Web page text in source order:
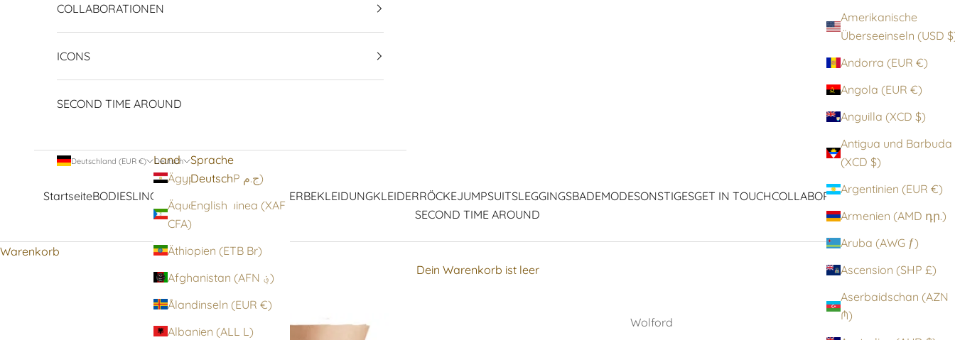
StartseiteBODIESLINGERIE OBERBEKLEIDUNGKLEIDERRÖCKEJUMPSUITSLEGGINGSBADEMODESONSTIGESGET IN TOUCHCOLLABORATIONENICONS
SECOND TIME AROUND
Amerikanische
Andorra (EUR €)
Angola (EUR €)
Anguilla (XCD $)
Antigua und Barbuda
(XCD $)
Argentinien (EUR €)
Armenien (AMD դր.)
Aruba (AWG ƒ)
Ascension (SHP £)
Aserbaidschan (AZN
₼)
COLLABORATIONEN
ICONS
SECOND TIME AROUND
Deutschland (EUR €)
Land
Ägypten (EGP ج.م)
Äquatorialguinea (XAF
CFA)
Äthiopien (ETB Br)
Afghanistan (AFN ؋)
Ålandinseln (EUR €)
Albanien (ALL L)
Deutsch
Sprache
Deutsch
English
Warenkorb
Dein Warenkorb ist leer
Wolford